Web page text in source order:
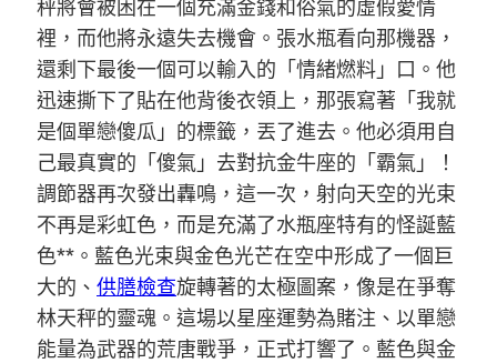
秤將會被困在一個充滿金錢和俗氣的虛假愛情
裡，而他將永遠失去機會。張水瓶看向那機器，
還剩下最後一個可以輸入的「情緒燃料」口。他
迅速撕下了貼在他背後衣領上，那張寫著「我就
是個單戀傻瓜」的標籤，丟了進去。他必須用自
己最真實的「傻氣」去對抗金牛座的「霸氣」！
調節器再次發出轟鳴，這一次，射向天空的光束
不再是彩虹色，而是充滿了水瓶座特有的怪誕藍
色**。藍色光束與金色光芒在空中形成了一個巨
大的、 供膳檢查旋轉著的太極圖案，像是在爭奪
林天秤的靈魂。這場以星座運勢為賭注、以單戀
能量為武器的荒唐戰爭，正式打響了。藍色與金